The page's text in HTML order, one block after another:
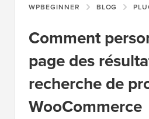
WPBEGINNER BLOG
Comment
page des
recherche de
WooCommerce